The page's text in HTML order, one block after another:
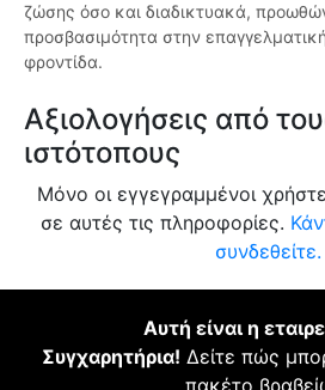
ζώσης όσο και διαδικτυακά,
προσβασιμότητα στην
φροντίδα.
Αξιολογήσεις από
ιστότοπους
Μόνο οι εγγεγραμμένοι
σε αυτές τις πληροφορίες.
συνδεθείτε.
Αυτή είναι η
Συγχαρητήρια! Δείτε πώς